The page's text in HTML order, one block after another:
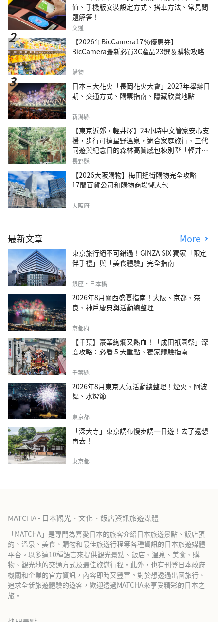
值、手機版安裝設定方式、搭車方法、常見問
題解答！
交通
【2026年BicCamera17％優惠券】
BicCamera最新必買3C產品23選＆購物攻略
購物
日本三大花火「長岡花火大會」2027年舉辦日
期、交通方式、購票指南、隱藏欣賞地點
新潟縣
【東京近郊・輕井澤】24小時中文管家安心支
援，步行可達星野溫泉，適合家庭旅行、三代
同遊與紀念日的森林高質感包棟別墅「輕井澤
森四季VILLA」
長野縣
【2026大阪購物】梅田逛街購物完全攻略！
17間百貨公司和購物商場懶人包
大阪府
最新文章 More
東京旅行絕不可錯過！GINZA SIX 獨家「限定
伴手禮」與「美食體驗」完全指南
銀座・日本橋
2026年8月關西盛夏指南！大阪、京都、奈
良、神戶慶典與活動總整理
京都府
【千葉】豪華絢爛又熱血！「成田祇園祭」深
度攻略：必看 5 大重點、獨家體驗指南
千葉縣
2026年8月東京人氣活動總整理！煙火、阿波
舞、水燈節
東京都
「深大寺」東京調布慢步調一日遊！去了還想
再去！
東京都
MATCHA - 日本觀光、文化、飯店資訊旅遊媒體
「MATCHA」是專門為喜愛日本的旅客介紹日本旅遊景點、飯店預
約、溫泉、美食、購物和最佳旅遊行程等各種資訊的日本旅遊媒體
平台。以多達10種語言來提供觀光景點、飯店、溫泉、美食、購
物、觀光地的交通方式及最佳旅遊行程。此外，也有刊登日本政府
機關和企業的官方資訊，內容即時又豐富。對於想透過出國旅行、
追求全新旅遊體驗的遊客，歡迎透過MATCHA來享受精彩的日本之
旅。